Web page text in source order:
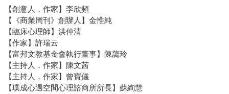
【創意人．作家】李欣頻
【《商業周刊》創辦人】金惟純
【臨床心理師】洪仲清
【作家】許瑞云
【富邦文教基金會執行董事】陳藹玲
【主持人．作家】陳文茜
【主持人．作家】曾寶儀
【璞成心遇空間心理諮商所所長】蘇絢慧